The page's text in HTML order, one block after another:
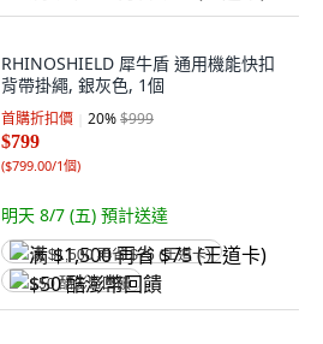
RHINOSHIELD 犀牛盾 通用機能快扣
背帶掛繩, 銀灰色, 1個
首購折扣價 20%$999
$799
($799.00/1個)
明天 8/7 (五) 預計送達
满 $1,500 再省 $75 (王道卡)
$50 酷澎幣回饋